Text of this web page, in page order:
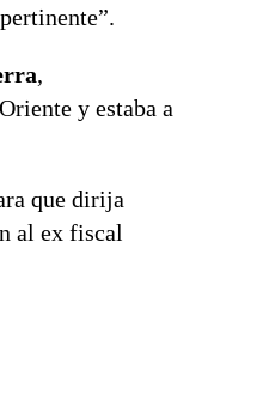
,
y estaba a
que dirija
al ex fiscal